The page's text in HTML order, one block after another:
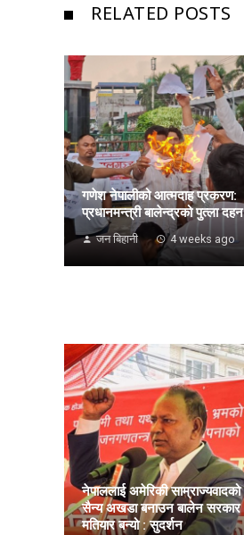
RELATED POSTS
गणेश नेपालीको आत्मदाह प्रकरण:
प्रधानमन्त्री बालेन्द्रको पुत्ला दहन
जन बिहानी 4 weeks ago
नेपाललाई अमेरिकी साम्राज्यवादको
सैन्य अखडा बनाउन बालेन सरकार
मतियार बन्यो : सुदर्शन